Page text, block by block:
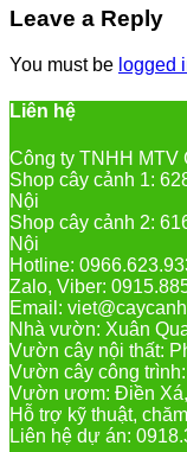
Leave a Reply
You must be logged
Liên hệ
Công ty TNHH MTV
Shop cây cảnh 1:
Nội
Shop cây cảnh 2:
Nội
Hotline:
Zalo, Viber:
Email:
Nhà vườn: Xuân
Vườn cây nội thất:
Vườn cây công
Vườn ươm: Điền
Hỗ trợ kỹ thuật,
Liên hệ dự án: